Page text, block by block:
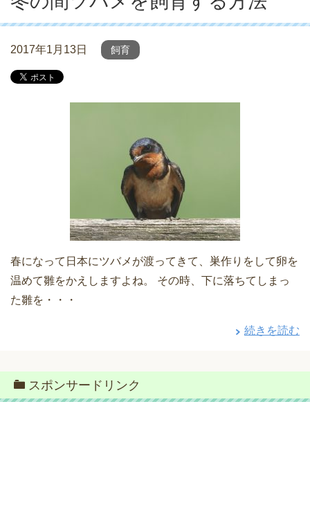
2017年1月13日 飼育
春になって日本にツバメが渡ってきて、巣作りをして卵を
温めて雛をかえしますよね。 その時、下に落ちてしまっ
た雛を・・・
続きを読む
スポンサードリンク